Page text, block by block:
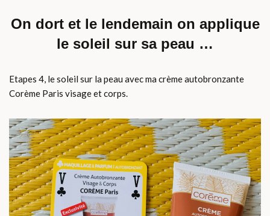
On dort et le lendemain on applique
le soleil sur sa peau …
Etapes 4, le soleil sur la peau avec ma crème autobronzante
Corème Paris visage et corps.